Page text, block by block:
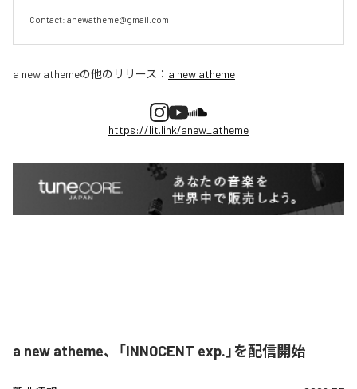
Contact: anewatheme@gmail.com
a new athemeの他のリリース： a new atheme
https://lit.link/anew_atheme
a new atheme、「INNOCENT exp.」を配信開始